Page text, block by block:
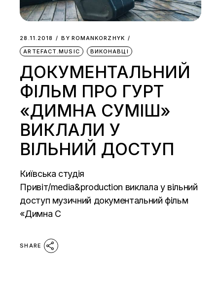
28.11.2018 BY ROMANKORZHYK
ARTEFACT.MUSIC
ВИКОНАВЦІ
ДОКУМЕНТАЛЬНИЙ
ФІЛЬМ ПРО ГУРТ
«ДИМНА СУМІШ»
ВИКЛАЛИ У
ВІЛЬНИЙ ДОСТУП
Київська студія
Привіт/media&production виклала у вільний
доступ музичний документальний фільм
«Димна С
SHARE